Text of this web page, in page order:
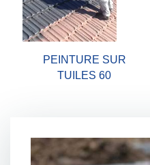
PEINTURE SUR
TUILES 60